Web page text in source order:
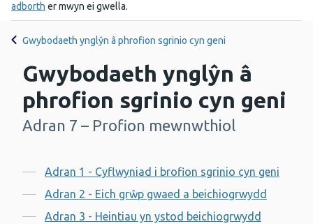
adborth er mwyn ei gwella.
Gwybodaeth ynglŷn â phrofion sgrinio cyn geni
Gwybodaeth ynglŷn â
phrofion sgrinio cyn geni
-
Adran 7 – Profion mewnwthiol
Cynnwys
Adran 1 - Cyflwyniad i brofion sgrinio cyn geni
Adran 2 - Eich grŵp gwaed a beichiogrwydd
Adran 3 - Heintiau yn ystod beichiogrwydd